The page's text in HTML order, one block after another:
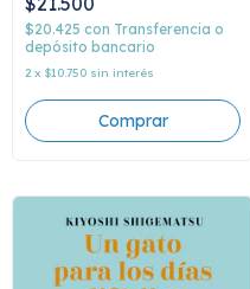
$20.425 con Transferencia o
depósito bancario
2 x $10.750 sin interés